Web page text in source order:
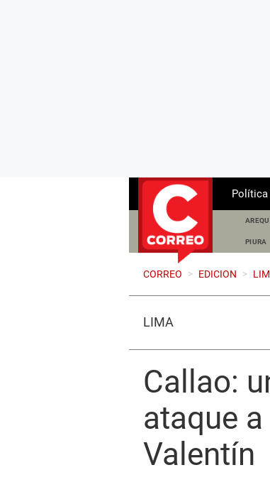
Política
PIURA
CORREO > EDICION >
LIMA
Callao:
ataque
Valentín